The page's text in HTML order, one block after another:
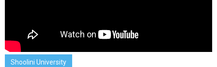
Shoolini University